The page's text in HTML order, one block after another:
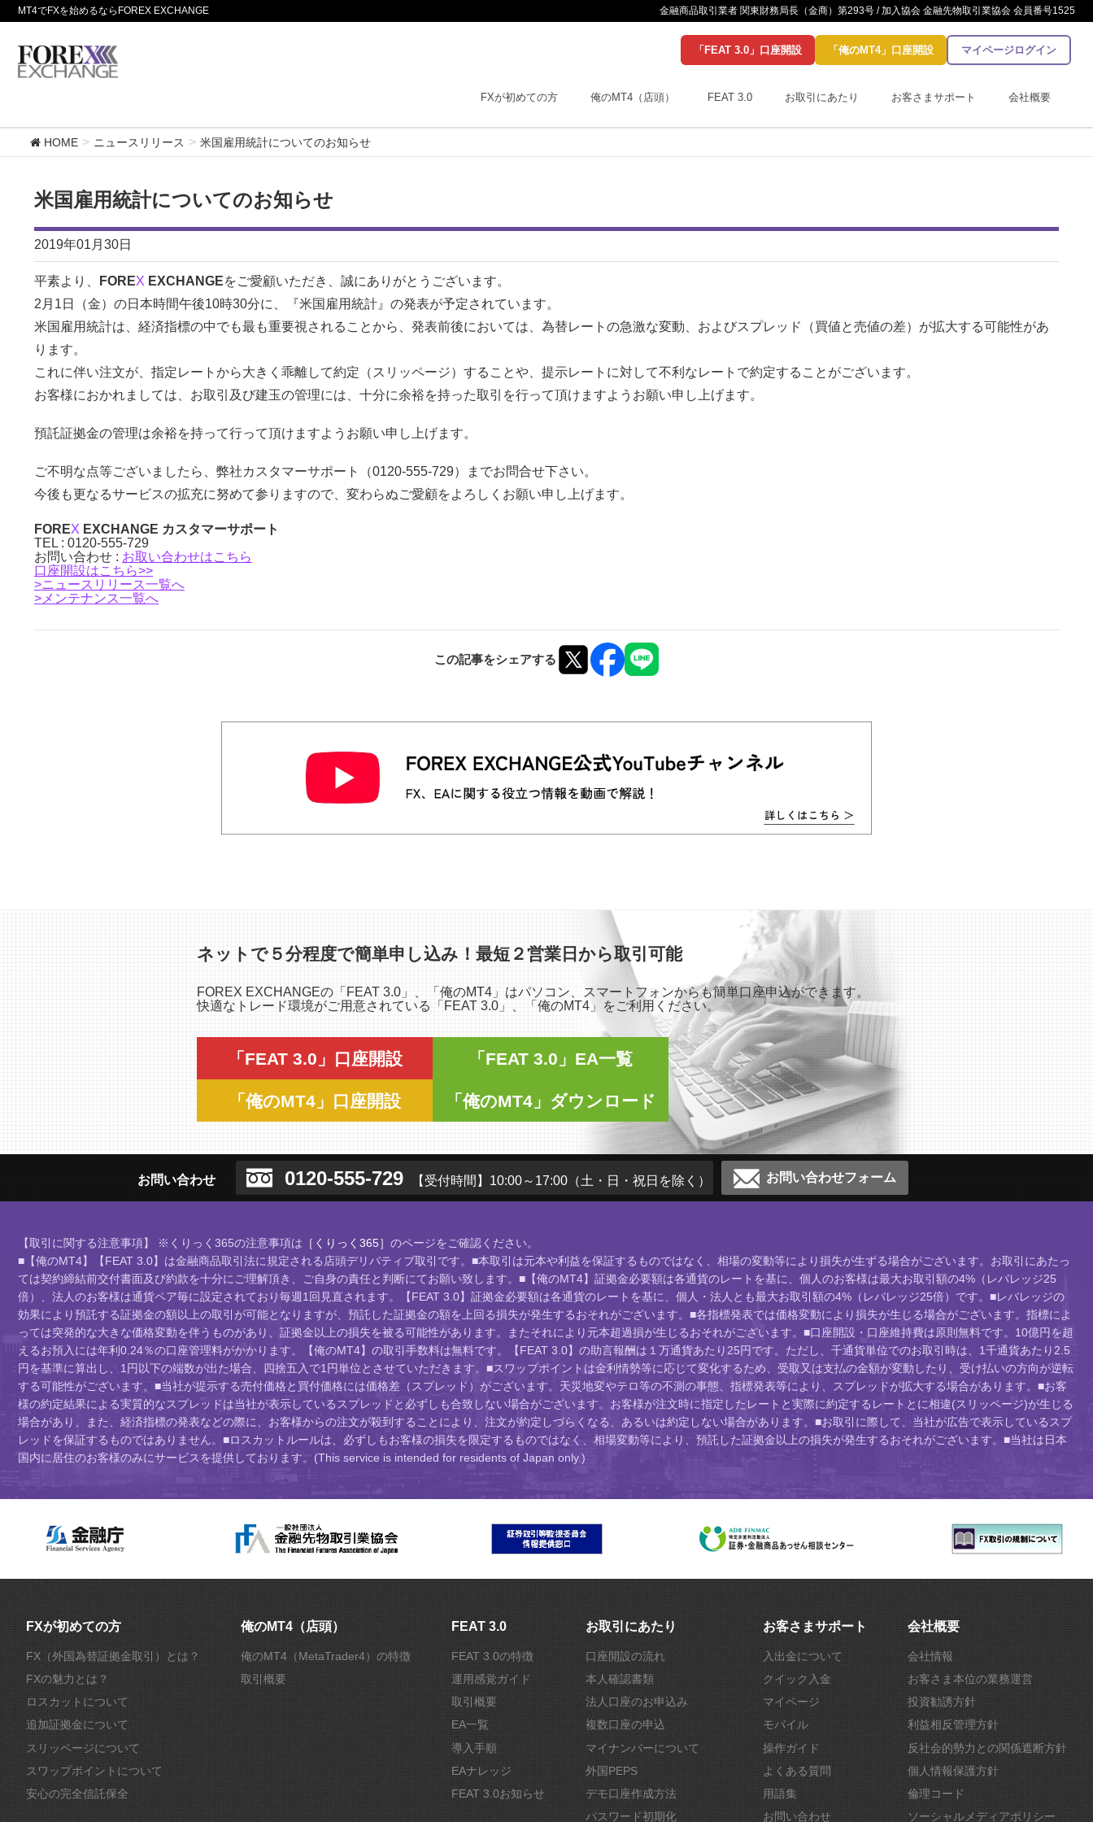
MT4でFXを始めるならFOREX EXCHANGE 金融商品取引業者 関東財務局長（金商）第293号 / 加入協会 金融先物取引業協会 会員番号1525
「FEAT 3.0」口座開設 「俺のMT4」口座開設 マイページログイン
FXが初めての方 俺のMT4（店頭） FEAT 3.0 お取引にあたり お客さまサポート 会社概要
HOME ニュースリリース 米国雇用統計についてのお知らせ
米国雇用統計についてのお知らせ
2019年01月30日
平素より、 FOREX EXCHANGEをご愛顧いただき、誠にありがとうございます。
2月1日（金）の日本時間午後10時30分に、『米国雇用統計』の発表が予定されています。
米国雇用統計は、経済指標の中でも最も重要視されることから、発表前後においては、為替レートの急激な変動、およびスプレッド（買値と売値の差）が拡大する可能性があ
ります。
これに伴い注文が、指定レートから大きく乖離して約定（スリッページ）することや、提示レートに対して不利なレートで約定することがございます。
お客様におかれましては、お取引及び建玉の管理には、十分に余裕を持った取引を行って頂けますようお願い申し上げます。
預託証拠金の管理は余裕を持って行って頂けますようお願い申し上げます。
ご不明な点等ございましたら、弊社カスタマーサポート（0120-555-729）までお問合せ下さい。
今後も更なるサービスの拡充に努めて参りますので、変わらぬご愛顧をよろしくお願い申し上げます。
FOREX EXCHANGE カスタマーサポート
TEL : 0120-555-729
お問い合わせ : お取い合わせはこちら
口座開設はこちら>>
>ニュースリリース一覧へ
>メンテナンス一覧へ
この記事をシェアする
ネットで５分程度で簡単申し込み！最短２営業日から取引可能
FOREX EXCHANGEの「FEAT 3.0」、「俺のMT4」はパソコン、スマートフォンからも簡単口座申込ができます。
快適なトレード環境がご用意されている「FEAT 3.0」、「俺のMT4」をご利用ください。
「FEAT 3.0」口座開設 「FEAT 3.0」EA一覧
「俺のMT4」口座開設 「俺のMT4」ダウンロード
お問い合わせ 0120-555-729 【受付時間】10:00～17:00 （土・日・祝日を除く） お問い合わせフォーム
【取引に関する注意事項】 ※くりっく365の注意事項は ［くりっく365］ のページをご確認ください。
■【俺のMT4】【FEAT 3.0】は金融商品取引法に規定される店頭デリバティブ取引です。■本取引は元本や利益を保証するものではなく、相場の変動等により損失が生ずる場合がございます。お取引にあたっ
ては契約締結前交付書面及び約款を十分にご理解頂き、ご自身の責任と判断にてお願い致します。■【俺のMT4】証拠金必要額は各通貨のレートを基に、個人のお客様は最大お取引額の4%（レバレッジ25
倍）、法人のお客様は通貨ペア毎に設定されており毎週1回見直されます。【FEAT 3.0】証拠金必要額は各通貨のレートを基に、個人・法人とも最大お取引額の4%（レバレッジ25倍）です。■レバレッジの
効果により預託する証拠金の額以上の取引が可能となりますが、預託した証拠金の額を上回る損失が発生するおそれがございます。■各指標発表では価格変動により損失が生じる場合がございます。指標によ
っては突発的な大きな価格変動を伴うものがあり、証拠金以上の損失を被る可能性があります。またそれにより元本超過損が生じるおそれがございます。■口座開設・口座維持費は原則無料です。10億円を超
えるお預入には年利0.24％の口座管理料がかかります。【俺のMT4】の取引手数料は無料です。【FEAT 3.0】の助言報酬は１万通貨あたり25円です。ただし、千通貨単位でのお取引時は、1千通貨あたり2.5
円を基準に算出し、1円以下の端数が出た場合、四捨五入で1円単位とさせていただきます。■スワップポイントは金利情勢等に応じて変化するため、受取又は支払の金額が変動したり、受け払いの方向が逆転
する可能性がございます。■当社が提示する売付価格と買付価格には価格差（スプレッド）がございます。天災地変やテロ等の不測の事態、指標発表等により、スプレッドが拡大する場合があります。■お客
様の約定結果による実質的なスプレッドは当社が表示しているスプレッドと必ずしも合致しない場合がございます。お客様が注文時に指定したレートと実際に約定するレートとに相違(スリッページ)が生じる
場合があり、また、経済指標の発表などの際に、お客様からの注文が殺到することにより、注文が約定しづらくなる、あるいは約定しない場合があります。■お取引に際して、当社が広告で表示しているスプ
レッドを保証するものではありません。■ロスカットルールは、必ずしもお客様の損失を限定するものではなく、相場変動等により、預託した証拠金以上の損失が発生するおそれがございます。■当社は日本
国内に居住のお客様のみにサービスを提供しております。(This service is intended for residents of Japan only.)
FXが初めての方
FX（外国為替証拠金取引）とは？
FXの魅力とは？
ロスカットについて
追加証拠金について
スリッページについて
スワップポイントについて
安心の完全信託保全
俺のMT4（店頭）
俺のMT4（MetaTrader4）の特徴
取引概要
FEAT 3.0
FEAT 3.0の特徴
運用感覚ガイド
取引概要
EA一覧
導入手順
EAナレッジ
FEAT 3.0お知らせ
お取引にあたり
口座開設の流れ
本人確認書類
法人口座のお申込み
複数口座の申込
マイナンバーについて
外国PEPS
デモ口座作成方法
パスワード初期化
お客さまサポート
入出金について
クイック入金
マイページ
モバイル
操作ガイド
よくある質問
用語集
お問い合わせ
会社概要
会社情報
お客さま本位の業務運営
投資勧誘方針
利益相反管理方針
反社会的勢力との関係遮断方針
個人情報保護方針
倫理コード
ソーシャルメディアポリシー